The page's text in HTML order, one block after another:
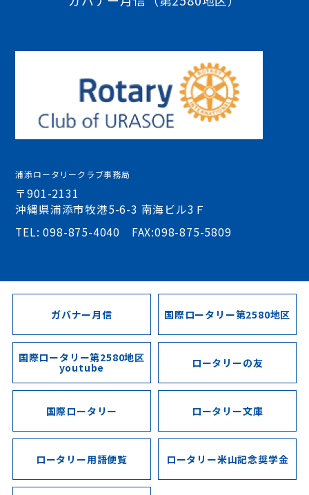
浦添ロータリークラブ事務局
〒901-2131
沖縄県浦添市牧港5-6-3 南海ビル3Ｆ
TEL: 098-875-4040 FAX:098-875-5809
ガバナー月信 国際ロータリー第2580地区
国際ロータリー第2580地区
youtube ロータリーの友
国際ロータリー ロータリー文庫
ロータリー用語便覧 ロータリー米山記念奨学金